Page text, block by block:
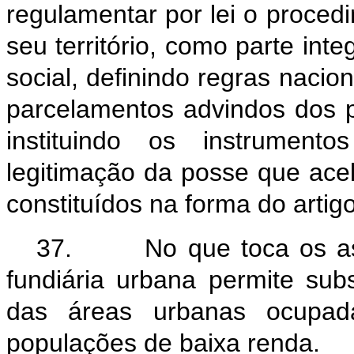
regulamentar por lei o
seu território, como parte
social, definindo regras
parcelamentos advindos dos
instituindo os
legitimação da posse que
constituídos na forma do
37. No que toca os
fundiária urbana permite
das áreas urbanas
populações de baixa renda.